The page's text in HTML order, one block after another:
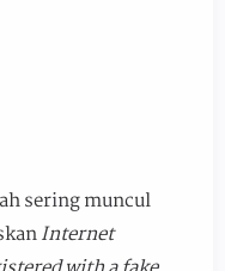
sering muncul
Internet